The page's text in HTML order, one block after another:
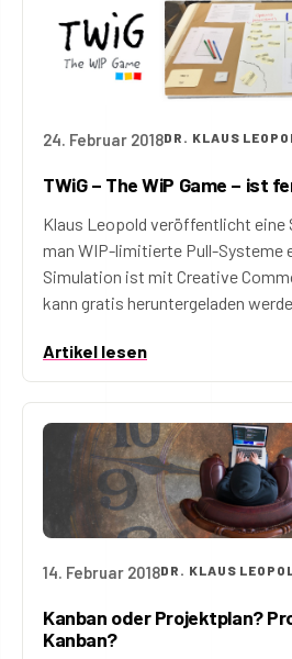
24. Februar 2018DR. KLAUS
TWiG – The WiP Game – ist
Klaus Leopold veröffentlicht eine
man WIP-limitierte Pull-Systeme
Simulation ist mit Creative
kann gratis heruntergeladen
Artikel lesen
14. Februar 2018DR. KLAUS
Kanban oder Projektplan?
Kanban?